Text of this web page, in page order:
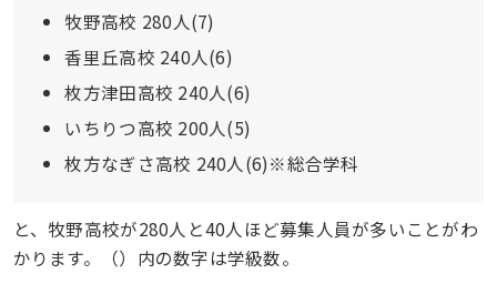
牧野高校 280人(7)
香里丘高校 240人(6)
枚方津田高校 240人(6)
いちりつ高校 200人(5)
枚方なぎさ高校 240人(6)※総合学科
と、牧野高校が280人と40人ほど募集人員が多いことがわ
かります。（）内の数字は学級数。